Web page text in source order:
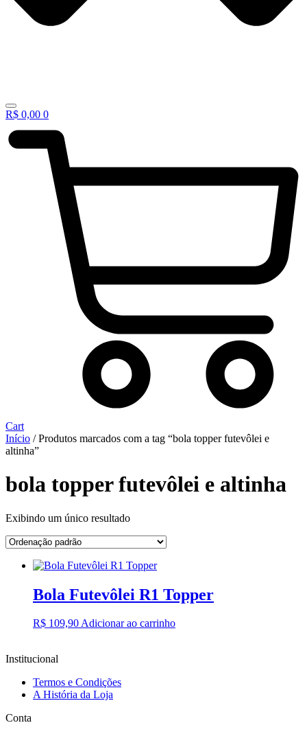
R$ 0,00 0
Cart
Início / Produtos marcados com a tag “bola topper futevôlei e
altinha”
bola topper futevôlei e altinha
Exibindo um único resultado
Bola Futevôlei R1 Topper
R$ 109,90Adicionar ao carrinho
Institucional
Termos e Condições
A História da Loja
Conta